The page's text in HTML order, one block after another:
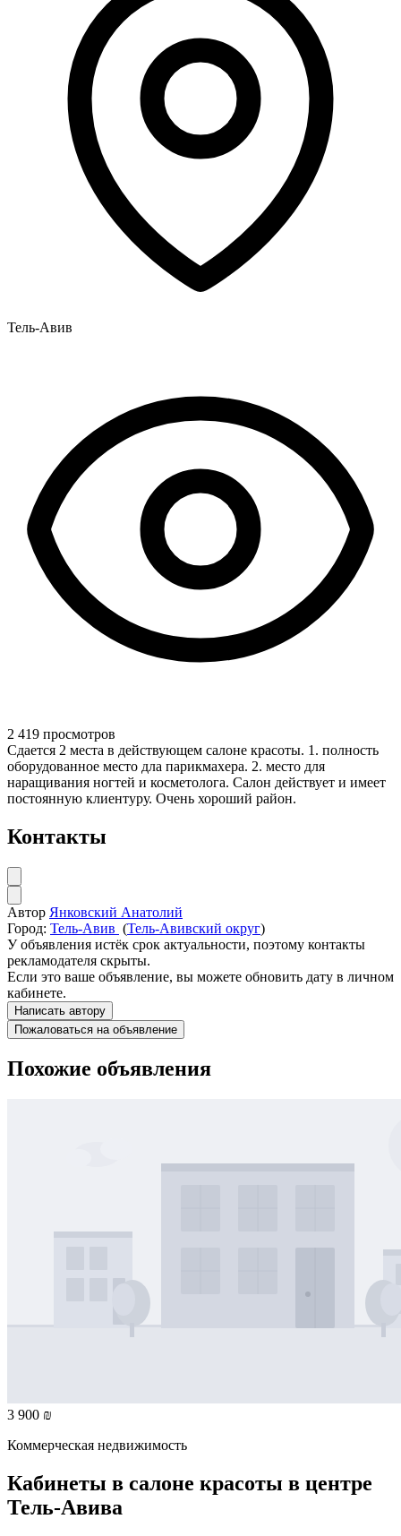
Тель-Авив
2 419 просмотров
Сдается 2 места в действующем салоне красоты. 1. полность
оборудованное место дла парикмахера. 2. место для
наращивания ногтей и косметолога. Салон действует и имеет
постоянную клиентуру. Очень хороший район.
Контакты
Автор Янковский Анатолий
Город: Тель-Авив (Тель-Авивский округ)
У объявления истёк срок актуальности, поэтому контакты
рекламодателя скрыты.
Если это ваше объявление, вы можете обновить дату в личном
кабинете.
Написать автору
Пожаловаться на объявление
Похожие объявления
3 900 ₪
Коммерческая недвижимость
Кабинеты в салоне красоты в центре
Тель-Авива